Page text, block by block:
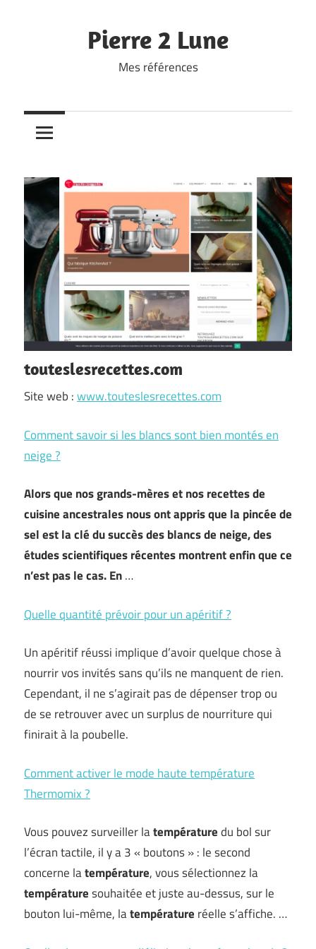
Pierre 2 Lune
Mes références
touteslesrecettes.com
Site web :www.touteslesrecettes.com
Comment savoir si les blancs sont bien montés en
neige ?
Alors que nos grands-mères et nos recettes de
cuisine ancestrales nous ont appris que la pincée de
sel est la clé du succès des blancs de neige, des
études scientifiques récentes montrent enfin que ce
n’est pas le cas. En…
Quelle quantité prévoir pour un apéritif ?
Un apéritif réussi implique d’avoir quelque chose à
nourrir vos invités sans qu’ils ne manquent de rien.
Cependant, il ne s’agirait pas de dépenser trop ou
de se retrouver avec un surplus de nourriture qui
finirait à la poubelle.
Comment activer le mode haute température
Thermomix ?
Vous pouvez surveiller latempératuredu bol sur
l’écran tactile, il y a 3 « boutons » : le second
concerne latempérature, vous sélectionnez la
températuresouhaitée et juste au-dessus, sur le
bouton lui-même, latempérature réelle s’affiche. …